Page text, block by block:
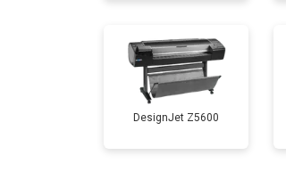
DesignJet Z5600